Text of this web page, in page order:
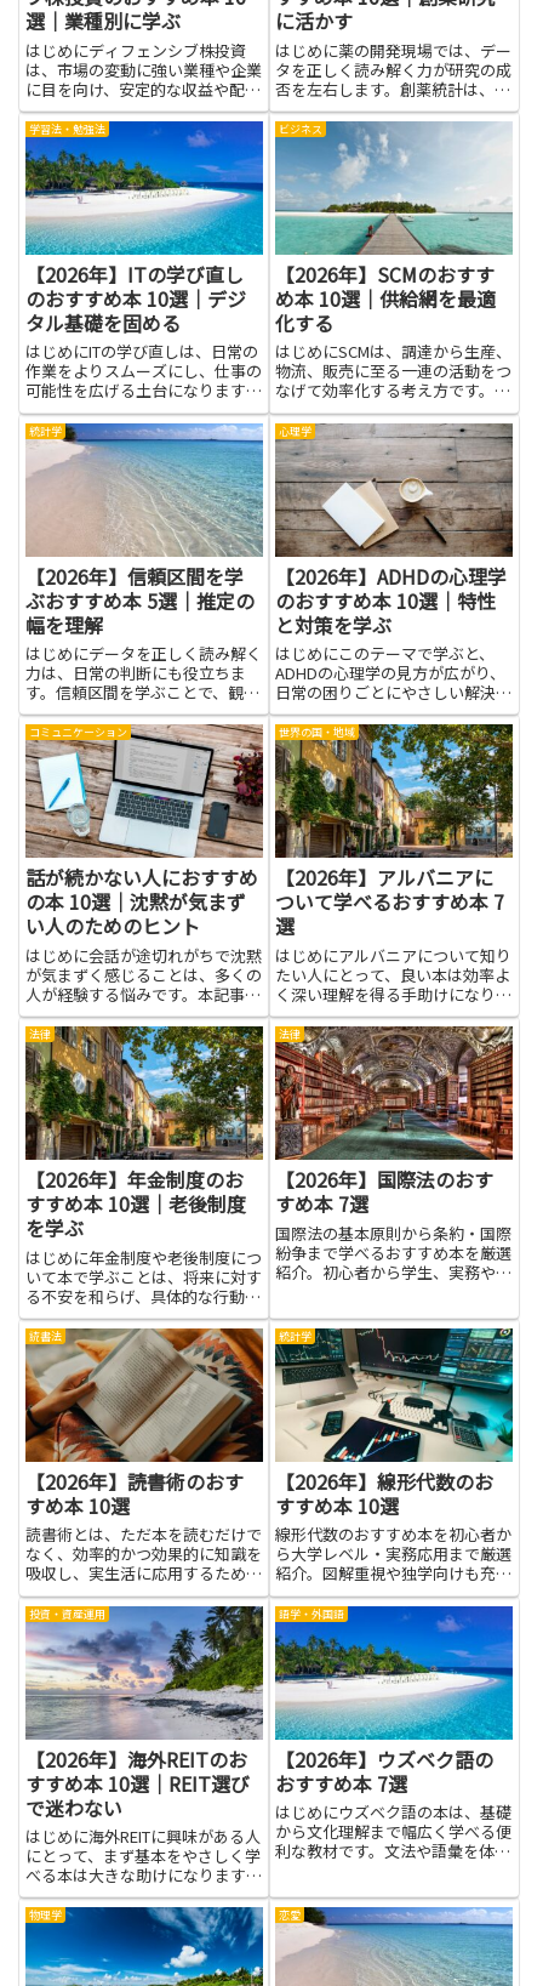
選｜業種別に学ぶ
はじめにディフェンシブ株投資
は、市場の変動に強い業種や企業
に目を向け、安定的な収益や配当
を重視する投資スタイルです。本
記事で紹介する本を通じて、業種
別の特性やリスクの捉え方、財務
指標の見かたがわかりやすく学べ
ます。書籍は理論だけでなく実例
や...
に活かす
はじめに薬の開発現場では、デー
タを正しく読み解く力が研究の成
否を左右します。創薬統計は、実
験の設計からデータの解釈、結果
の信頼性を高める考え方を学ぶ道
です。これを身につければ、創薬
研究の過程で生じる不確実性を整
理し、意思決定を透明にできま
す...
学習法・勉強法
【2026年】ITの学び直し
のおすすめ本 10選｜デジ
タル基礎を固める
はじめにITの学び直しは、日常の
作業をよりスムーズにし、仕事の
可能性を広げる土台になります。
パソコンやスマホを使う場面が増
える今、基礎を固めると新しい道
具を自信を持って使えるようにな
り、困りごとが起きても自分で解
決しやすくなります。難しい言...
ビジネス
【2026年】SCMのおすす
め本 10選｜供給網を最適
化する
はじめにSCMは、調達から生産、
物流、販売に至る一連の活動をつ
なげて効率化する考え方です。供
給網を最適化する知識を身につけ
ると、在庫や配送の無駄を減ら
し、コスト管理や納期の安定化に
役立ちます。現場のオペレーショ
ン改善やリスク対策、部門間の
連...
統計学
【2026年】信頼区間を学
ぶおすすめ本 5選｜推定の
幅を理解
はじめにデータを正しく読み解く
力は、日常の判断にも役立ちま
す。信頼区間を学ぶことで、観察
データの不確かさを数字でとら
え、結論の信頼性を自分で評価で
きるようになります。推定の幅を
理解する学習は、結果がどの程度
一般化できるかを考える際の土台
にな...
心理学
【2026年】ADHDの心理学
のおすすめ本 10選｜特性
と対策を学ぶ
はじめにこのテーマで学ぶと、
ADHDの心理学の見方が広がり、
日常の困りごとにやさしい解決の
道が見えてきます。特性を理解す
ることで、学習や仕事、家での過
ごし方が少し楽になり、無理をし
すぎずに進めるヒントが生まれま
す。周囲の人がどう感じ、どう
手...
コミュニケーション
話が続かない人におすすめ
の本 10選｜沈黙が気まず
い人のためのヒント
はじめに会話が途切れがちで沈黙
が気まずく感じることは、多くの
人が経験する悩みです。本記事
は、話が続かない人に向けたおす
すめ書籍を通じて、対話の基本か
ら具体的な実践方法まで学べるよ
うにまとめました。言葉の選び方
や相手の話を引き出す聞き方、適
度...
世界の国・地域
【2026年】アルバニアに
ついて学べるおすすめ本 7
選
はじめにアルバニアについて知り
たい人にとって、良い本は効率よ
く深い理解を得る手助けになりま
す。本を通じて歴史や文化、日常
生活の習慣、地理や観光の特色ま
で整理された知識を得られ、旅の
下調べや学習、仕事の調査などに
活かせます。写真や地図が豊富
な...
法律
【2026年】年金制度のお
すすめ本 10選｜老後制度
を学ぶ
はじめに年金制度や老後制度につ
いて本で学ぶことは、将来に対す
る不安を和らげ、具体的な行動に
結びつける力をくれます。制度の
構造や受給条件、手続きの流れを
理解すれば、自分がいつどのよう
な給付を受けられるのかを把握で
き、家計や貯蓄計画をより現実
的...
法律
【2026年】国際法のおす
すめ本 7選
国際法の基本原則から条約・国際
紛争まで学べるおすすめ本を厳選
紹介。初心者から学生、実務や教
読書法
【2026年】読書術のおす
すめ本 10選
読書術とは、ただ本を読むだけで
なく、効率的かつ効果的に知識を
吸収し、実生活に応用するための
読み方の技術や方法論のことを指
します。速読・多読・精読・選
書・メモ術など、多様なアプロー
チがあり、自分の目的に応じた読
書スタイルを確立することで、知
的...
統計学
【2026年】線形代数のお
すすめ本 10選
線形代数のおすすめ本を初心者か
ら大学レベル・実務応用まで厳選
紹介。図解重視や独学向けも充
実、目的別に最適な一冊が見つか
ります。
投資・資産運用
【2026年】海外REITのお
すすめ本 10選｜REIT選び
で迷わない
はじめに海外REITに興味がある人
にとって、まず基本をやさしく学
べる本は大きな助けになります。
仕組みや税制、為替リスク、分配
金の扱いなど、現地の事情が影響
する点は多く、知識がないままで
はREIT選びで迷いが出やすいで
す。書籍は用語の整理や運...
語学・外国語
【2026年】ウズベク語の
おすすめ本 7選
はじめにウズベク語の本は、基礎
から文化理解まで幅広く学べる便
利な教材です。文法や語彙を体系
や仕事での実用表現を学びたい人
など、それぞれの目的に合わせた
使い方ができます。本を通じて
語...
物理学 恋愛